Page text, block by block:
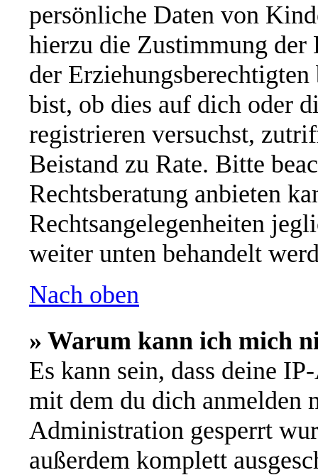
persönliche Daten von
hierzu die Zustimmung der
der
bist, ob dies auf dich oder
registrieren versuchst,
Beistand zu Rate. Bitte
Rechtsberatung anbieten
Rechtsangelegenheiten
weiter unten behandelt
Nach oben
» Warum kann ich mich
Es kann sein, dass deine
mit dem du dich anmelden
Administration gesperrt
außerdem komplett